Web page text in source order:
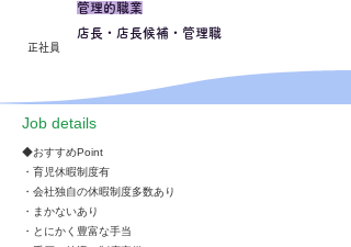
正社員
管理的職業
店長・店長候補・管理職
​Job details
◆おすすめPoint
・育児休暇制度有
・会社独自の休暇制度多数あり
・まかないあり
・とにかく豊富な手当